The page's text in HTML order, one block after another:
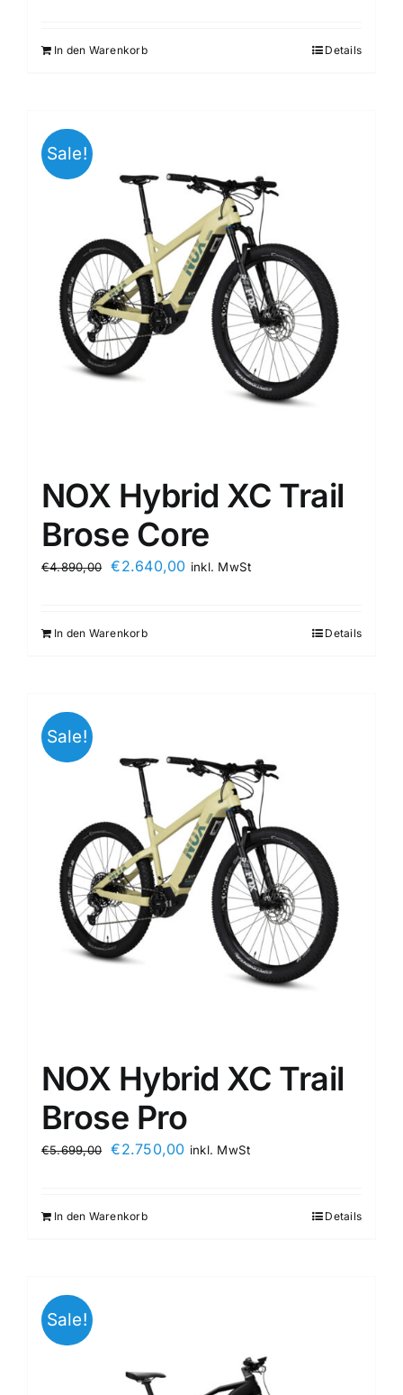
In den Warenkorb Details
Sale!
NOX Hybrid XC Trail
Brose Core
€4.890,00 €2.640,00 inkl. MwSt
In den Warenkorb Details
Sale!
NOX Hybrid XC Trail
Brose Pro
€5.699,00 €2.750,00 inkl. MwSt
In den Warenkorb Details
Sale!